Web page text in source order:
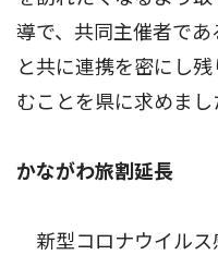
導で、共同主催者で
と共に連携を密にし
むことを県に求めまし
かながわ旅割延長
新型コロナウイルス